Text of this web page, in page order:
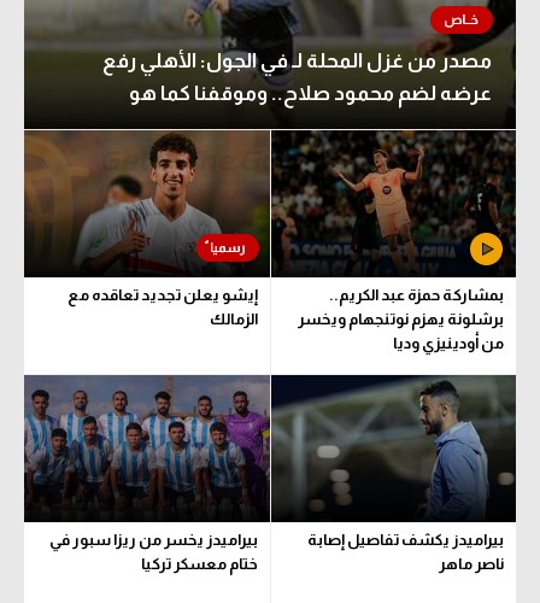
كرة سلة
كرة يد
كرة طائرة
الوطن العربي
في المونديال
رياضة نسائية
آسيا
أمريكا
ركن الألعاب
أقسام خاصة
Gamers
ميركاتو
مصدر من غزل المحلة لـ في الجول: الأهلي رفع
عرضه لضم محمود صلاح.. وموقفنا كما هو
بمشاركة حمزة عبد الكريم..
برشلونة يهزم نوتنجهام ويخسر
من أودينيزي وديا
إيشو يعلن تجديد تعاقده مع
الزمالك
بيراميدز يكشف تفاصيل إصابة
ناصر ماهر
بيراميدز يخسر من ريزا سبور في
ختام معسكر تركيا